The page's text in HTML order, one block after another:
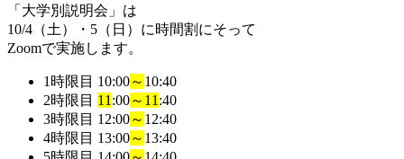
「大学別説明会」 は
10/4（土）・5（日）に時間割にそって
Zoomで実施します。
1時限目 10:00～ 10:40
2時限目 11 :00～ 11 :40
3時限目 12:00～ 12:40
4時限目 13:00～ 13:40